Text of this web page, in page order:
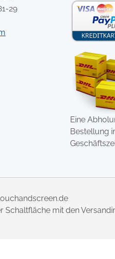
29
Eine
Bestellung
Schaltfläche mit den